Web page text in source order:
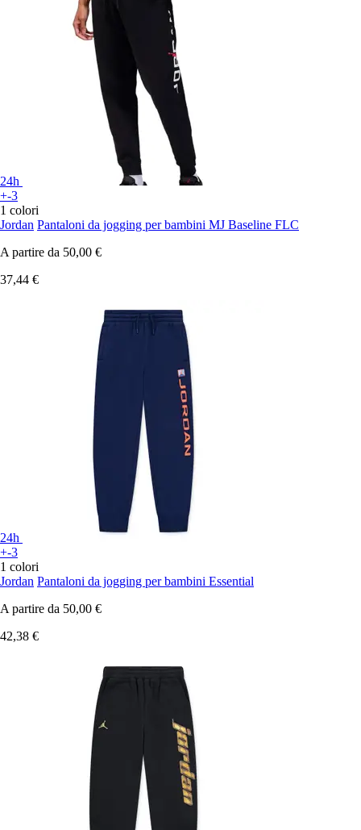
24h
+-3
1 colori
Jordan Pantaloni da jogging per bambini MJ Baseline FLC
A partire da 50,00 €
37,44 €
24h
+-3
1 colori
Jordan Pantaloni da jogging per bambini Essential
A partire da 50,00 €
42,38 €